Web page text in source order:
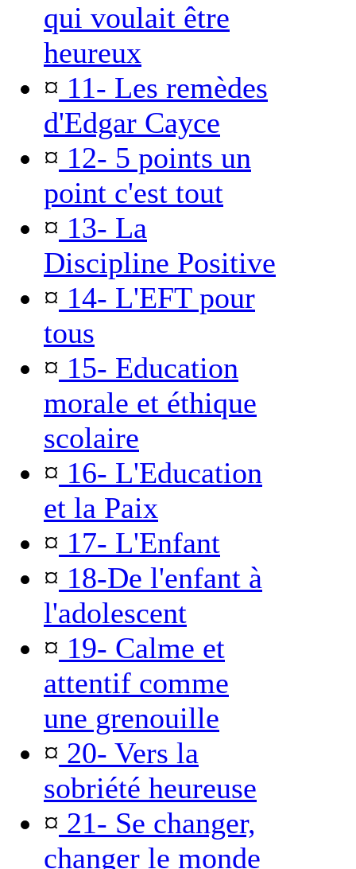
qui voulait être
heureux
¤ 11- Les remèdes
d'Edgar Cayce
¤ 12- 5 points un
point c'est tout
¤ 13- La
Discipline Positive
¤ 14- L'EFT pour
tous
¤ 15- Education
morale et éthique
scolaire
¤ 16- L'Education
et la Paix
¤ 17- L'Enfant
¤ 18-De l'enfant à
l'adolescent
¤ 19- Calme et
attentif comme
une grenouille
¤ 20- Vers la
sobriété heureuse
¤ 21- Se changer,
changer le monde